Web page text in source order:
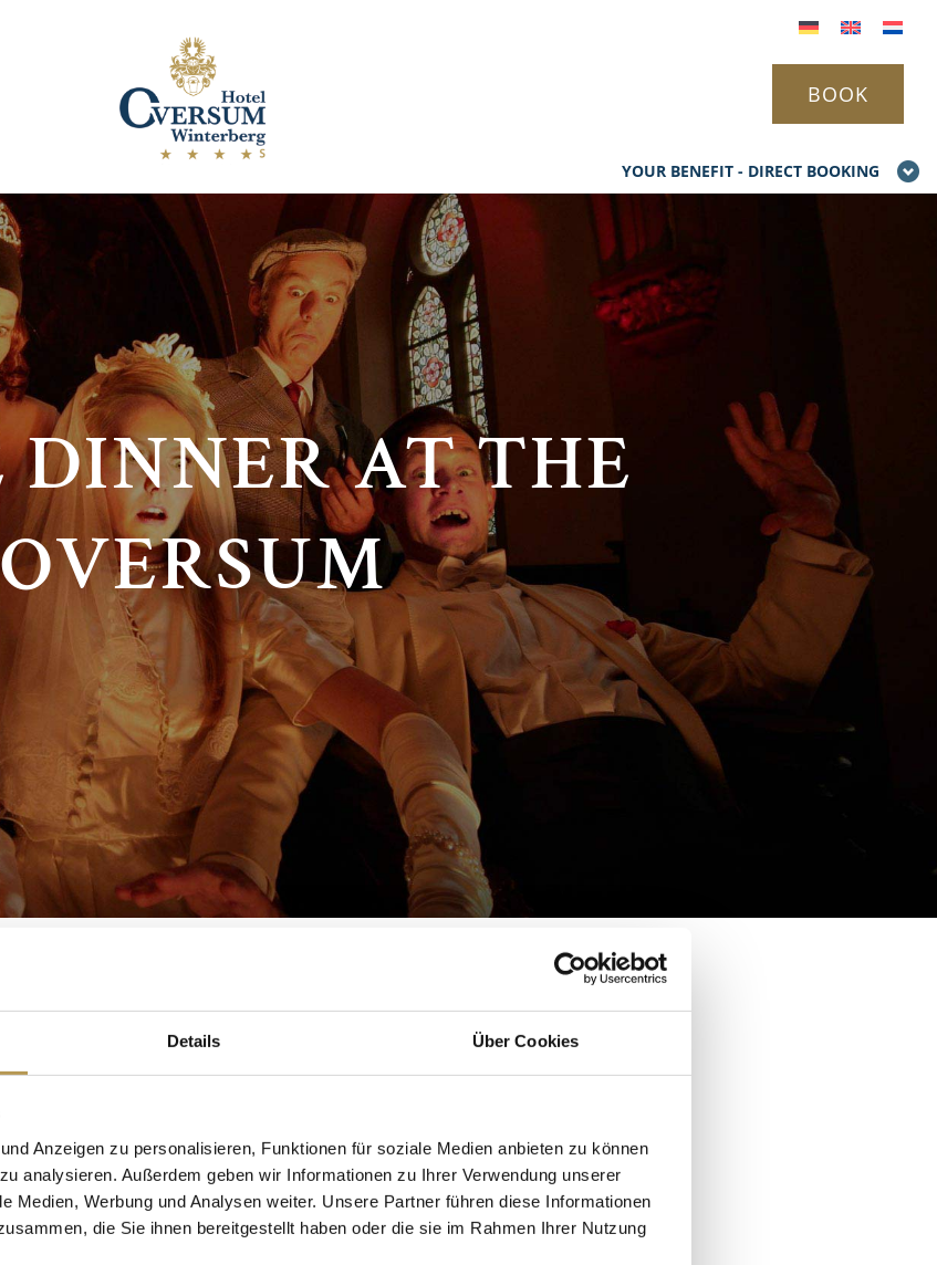
Details Über Cookies
Anzeigen zu personalisieren, Funktionen für soziale Medien anbieten zu können
analysieren. Außerdem geben wir Informationen zu Ihrer Verwendung unserer
Medien, Werbung und Analysen weiter. Unsere Partner führen diese Informationen
die Sie ihnen bereitgestellt haben oder die sie im Rahmen Ihrer Nutzung
YOUR BENEFIT - DIRECT BOOKING
BOOK
DINNER AT THE
OVERSUM
area: This is
Overnight stays:2 nights
BOOK NOW